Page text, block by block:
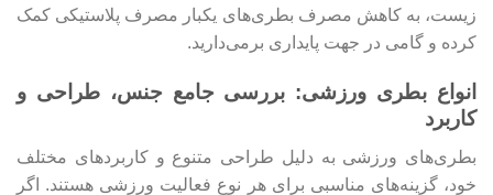
زیست، به کاهش مصرف بطری‌های یکبار مصرف پلاستیکی کمک
کرده و گامی در جهت پایداری برمی‌دارید.
انواع بطری ورزشی: بررسی جامع جنس، طراحی و
کاربرد
بطری‌های ورزشی به دلیل طراحی متنوع و کاربردهای مختلف
خود، گزینه‌های مناسبی برای هر نوع فعالیت ورزشی هستند. اگر